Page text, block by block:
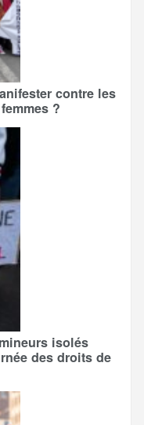
contre les
?
isolés
des droits de